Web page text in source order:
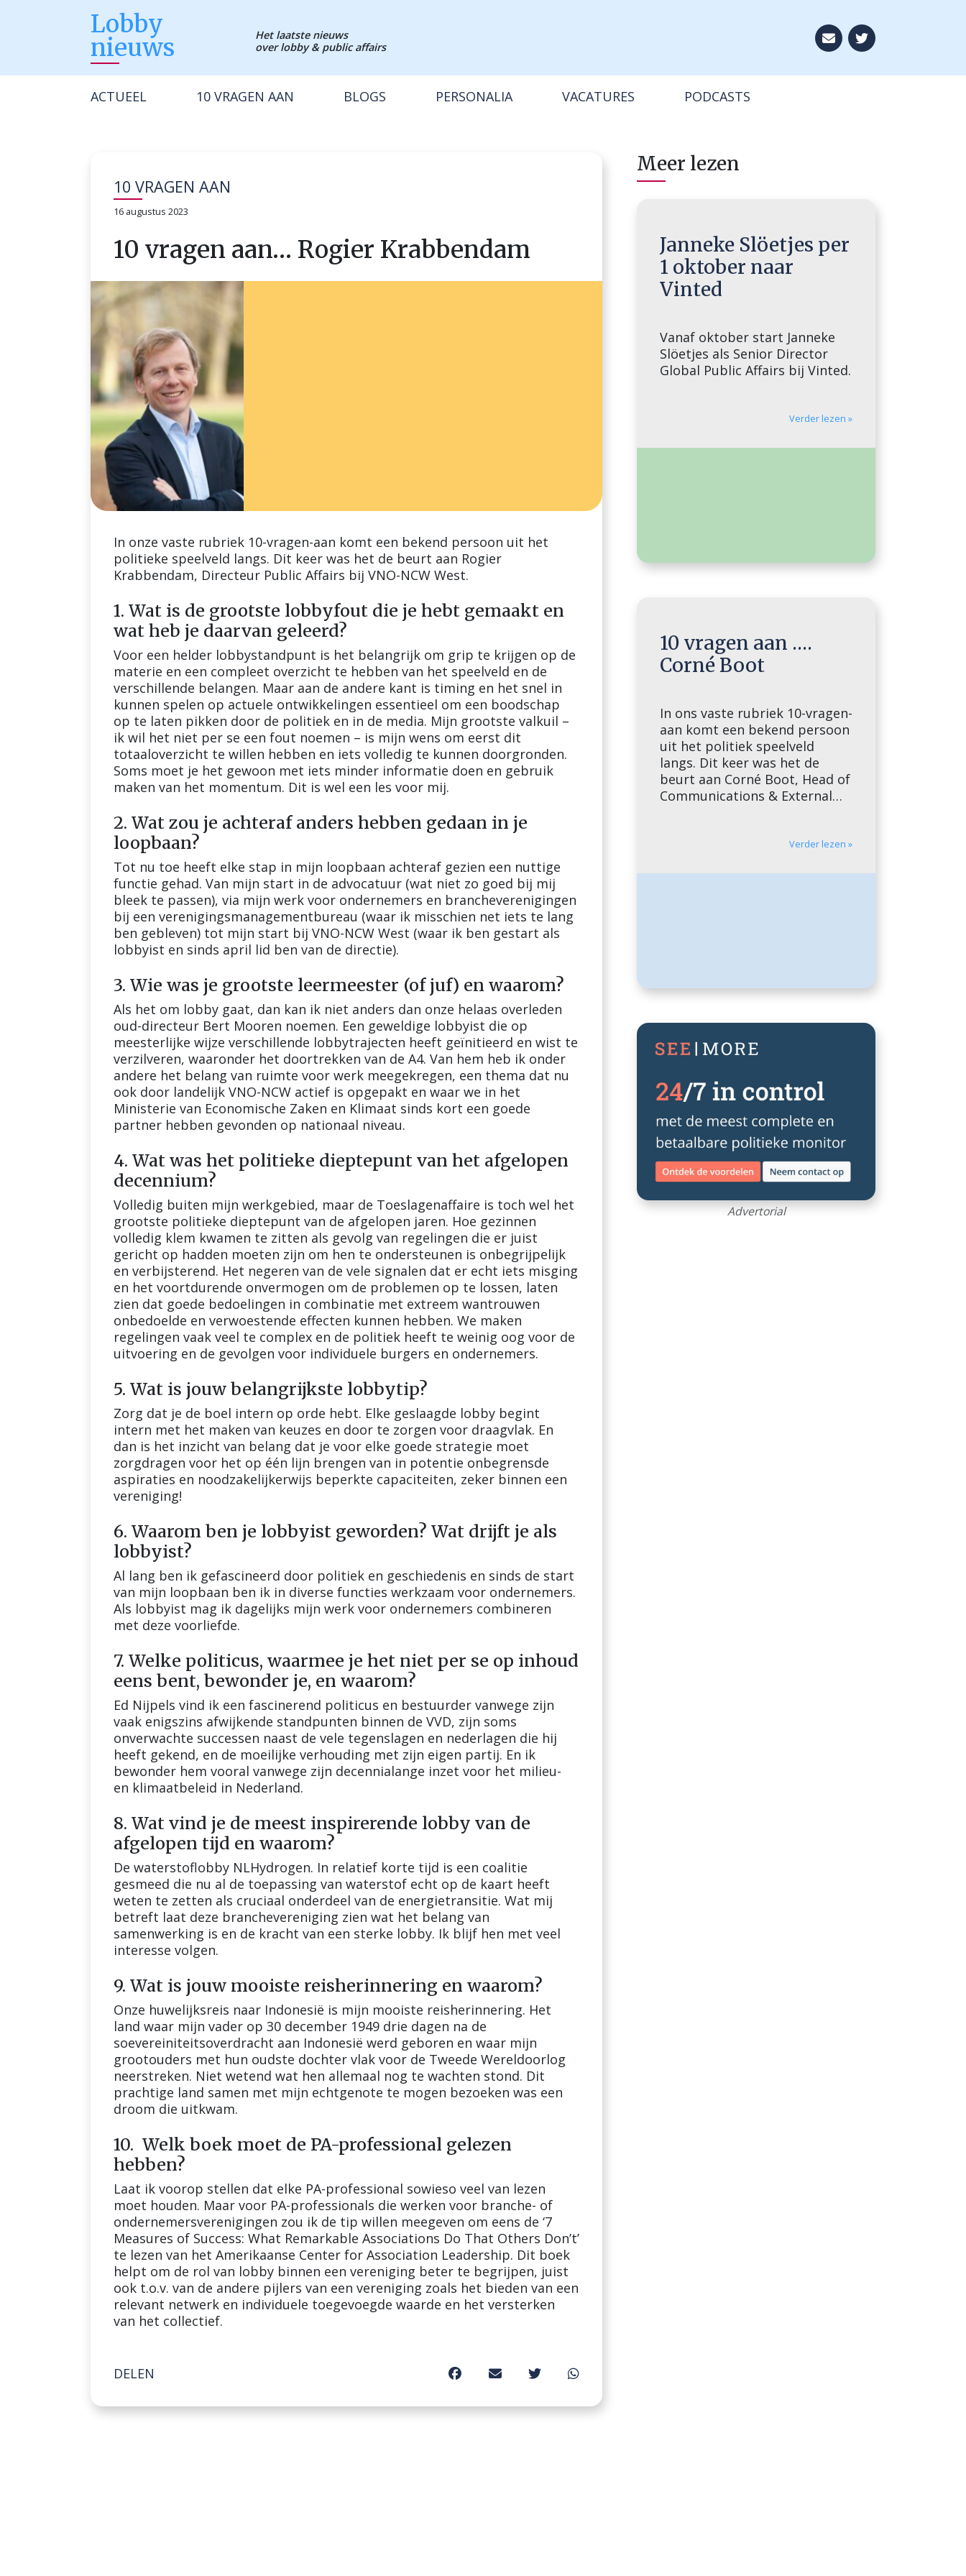
Lobby
nieuws
Het laatste nieuws
over lobby & public affairs
Aboneer op onze
ACTUEEL 10 VRAGEN AAN BLOGS PERSONALIA VACATURES PODCASTS
10 VRAGEN AAN
16 augustus 2023
10 vragen aan… Rogier Krabbendam
In onze vaste rubriek 10-vragen-aan komt een bekend persoon uit het
politieke speelveld langs. Dit keer was het de beurt aan Rogier
Krabbendam, Directeur Public Affairs bij VNO-NCW West.
1. Wat is de grootste lobbyfout die je hebt gemaakt en
wat heb je daarvan geleerd?
Voor een helder lobbystandpunt is het belangrijk om grip te krijgen op de
materie en een compleet overzicht te hebben van het speelveld en de
verschillende belangen. Maar aan de andere kant is timing en het snel in
kunnen spelen op actuele ontwikkelingen essentieel om een boodschap
op te laten pikken door de politiek en in de media. Mijn grootste valkuil –
ik wil het niet per se een fout noemen – is mijn wens om eerst dit
totaaloverzicht te willen hebben en iets volledig te kunnen doorgronden.
Soms moet je het gewoon met iets minder informatie doen en gebruik
maken van het momentum. Dit is wel een les voor mij.
2. Wat zou je achteraf anders hebben gedaan in je
loopbaan?
Tot nu toe heeft elke stap in mijn loopbaan achteraf gezien een nuttige
functie gehad. Van mijn start in de advocatuur (wat niet zo goed bij mij
bleek te passen), via mijn werk voor ondernemers en brancheverenigingen
bij een verenigingsmanagementbureau (waar ik misschien net iets te lang
ben gebleven) tot mijn start bij VNO-NCW West (waar ik ben gestart als
lobbyist en sinds april lid ben van de directie).
3. Wie was je grootste leermeester (of juf) en waarom?
Als het om lobby gaat, dan kan ik niet anders dan onze helaas overleden
oud-directeur Bert Mooren noemen. Een geweldige lobbyist die op
meesterlijke wijze verschillende lobbytrajecten heeft geïnitieerd en wist te
verzilveren, waaronder het doortrekken van de A4. Van hem heb ik onder
andere het belang van ruimte voor werk meegekregen, een thema dat nu
ook door landelijk VNO-NCW actief is opgepakt en waar we in het
Ministerie van Economische Zaken en Klimaat sinds kort een goede
partner hebben gevonden op nationaal niveau.
4. Wat was het politieke dieptepunt van het afgelopen
decennium?
Volledig buiten mijn werkgebied, maar de Toeslagenaffaire is toch wel het
grootste politieke dieptepunt van de afgelopen jaren. Hoe gezinnen
volledig klem kwamen te zitten als gevolg van regelingen die er juist
gericht op hadden moeten zijn om hen te ondersteunen is onbegrijpelijk
en verbijsterend. Het negeren van de vele signalen dat er echt iets misging
en het voortdurende onvermogen om de problemen op te lossen, laten
zien dat goede bedoelingen in combinatie met extreem wantrouwen
onbedoelde en verwoestende effecten kunnen hebben. We maken
regelingen vaak veel te complex en de politiek heeft te weinig oog voor de
uitvoering en de gevolgen voor individuele burgers en ondernemers.
5. Wat is jouw belangrijkste lobbytip?
Zorg dat je de boel intern op orde hebt. Elke geslaagde lobby begint
intern met het maken van keuzes en door te zorgen voor draagvlak. En
dan is het inzicht van belang dat je voor elke goede strategie moet
zorgdragen voor het op één lijn brengen van in potentie onbegrensde
aspiraties en noodzakelijkerwijs beperkte capaciteiten, zeker binnen een
vereniging!
6. Waarom ben je lobbyist geworden? Wat drijft je als
lobbyist?
Al lang ben ik gefascineerd door politiek en geschiedenis en sinds de start
van mijn loopbaan ben ik in diverse functies werkzaam voor ondernemers.
Als lobbyist mag ik dagelijks mijn werk voor ondernemers combineren
met deze voorliefde.
7. Welke politicus, waarmee je het niet per se op inhoud
eens bent, bewonder je, en waarom?
Ed Nijpels vind ik een fascinerend politicus en bestuurder vanwege zijn
vaak enigszins afwijkende standpunten binnen de VVD, zijn soms
onverwachte successen naast de vele tegenslagen en nederlagen die hij
heeft gekend, en de moeilijke verhouding met zijn eigen partij. En ik
bewonder hem vooral vanwege zijn decennialange inzet voor het milieu-
en klimaatbeleid in Nederland.
8. Wat vind je de meest inspirerende lobby van de
afgelopen tijd en waarom?
De waterstoflobby NLHydrogen. In relatief korte tijd is een coalitie
gesmeed die nu al de toepassing van waterstof echt op de kaart heeft
weten te zetten als cruciaal onderdeel van de energietransitie. Wat mij
betreft laat deze branchevereniging zien wat het belang van
samenwerking is en de kracht van een sterke lobby. Ik blijf hen met veel
interesse volgen.
9. Wat is jouw mooiste reisherinnering en waarom?
Onze huwelijksreis naar Indonesië is mijn mooiste reisherinnering. Het
land waar mijn vader op 30 december 1949 drie dagen na de
soevereiniteitsoverdracht aan Indonesië werd geboren en waar mijn
grootouders met hun oudste dochter vlak voor de Tweede Wereldoorlog
neerstreken. Niet wetend wat hen allemaal nog te wachten stond. Dit
prachtige land samen met mijn echtgenote te mogen bezoeken was een
droom die uitkwam.
10. Welk boek moet de PA-professional gelezen
hebben?
Laat ik voorop stellen dat elke PA-professional sowieso veel van lezen
moet houden. Maar voor PA-professionals die werken voor branche- of
ondernemersverenigingen zou ik de tip willen meegeven om eens de ‘7
Measures of Success: What Remarkable Associations Do That Others Don’t’
te lezen van het Amerikaanse Center for Association Leadership. Dit boek
helpt om de rol van lobby binnen een vereniging beter te begrijpen, juist
ook t.o.v. van de andere pijlers van een vereniging zoals het bieden van een
relevant netwerk en individuele toegevoegde waarde en het versterken
van het collectief.
DELEN
Meer lezen
Janneke Slöetjes per
1 oktober naar
Vinted
Vanaf oktober start Janneke
Slöetjes als Senior Director
Global Public Affairs bij Vinted.
Verder lezen »
10 vragen aan ….
Corné Boot
In ons vaste rubriek 10-vragen-
aan komt een bekend persoon
uit het politiek speelveld
langs. Dit keer was het de
beurt aan Corné Boot, Head of
Communications & External
Wat is de grootste lobbyfout
heb je daarvan geleerd? Heb je
Verder lezen »
Advertorial